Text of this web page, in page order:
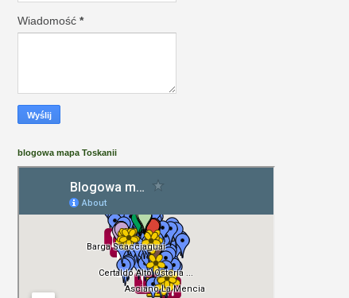
Wiadomość *
blogowa mapa Toskanii